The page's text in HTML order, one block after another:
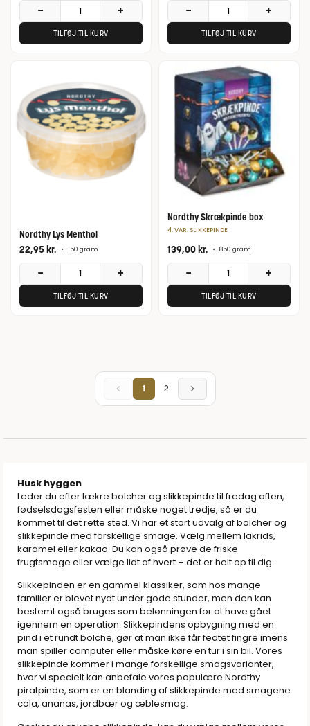
− +
TILFØJ TIL KURV
− +
TILFØJ TIL KURV
Nordthy Lys Menthol
22,95kr. • 150 gram
− +
TILFØJ TIL KURV
Nordthy Skrækpinde box
4. VAR. SLIKKEPINDE
139,00kr. • 850 gram
− +
TILFØJ TIL KURV
1 2
Husk hyggen
Leder du efter lækre bolcher og slikkepinde til fredag aften,
fødselsdagsfesten eller måske noget tredje, så er du
kommet til det rette sted. Vi har et stort udvalg af bolcher og
slikkepinde med forskellige smage. Vælg mellem lakrids,
karamel eller kakao. Du kan også prøve de friske
frugtsmage eller vælge lidt af hvert – det er helt op til dig.
Slikkepinden er en gammel klassiker, som hos mange
familier er blevet nydt under gode stunder, men den kan
bestemt også bruges som belønningen for at have gået
igennem en operation. Slikkepindens opbygning med en
pind i et rundt bolche, gør at man ikke får fedtet fingre imens
man spiller computer eller måske køre en tur i sin bil. Vores
slikkepinde kommer i mange forskellige smagsvarianter,
hvor vi specielt kan anbefale vores populære Nordthy
piratpinde, som er en blanding af slikkepinde med smagene
cola, ananas, jordbær og æblesmag.